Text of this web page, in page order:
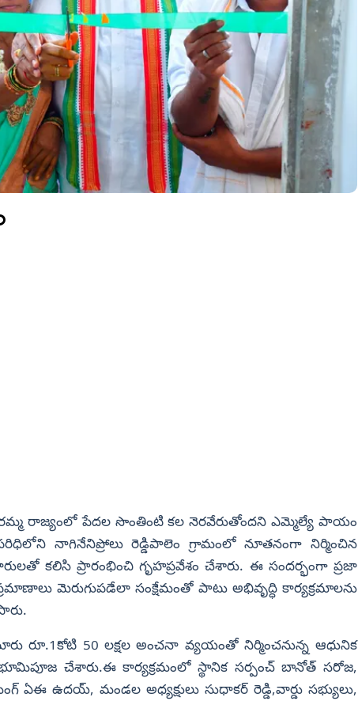
రాజ్యంలో పేదల సొంతింటి కల నెరవేరుతోందని ఎమ్మెల్యే పాయం
నాగినేనిప్రోలు రెడ్డిపాలెం గ్రామంలో నూతనంగా నిర్మించిన
కలిసి ప్రారంభించి గృహప్రవేశం చేశారు. ఈ సందర్భంగా ప్రజా
మెరుగుపడేలా సంక్షేమంతో పాటు అభివృద్ధి కార్యక్రమాలను
రూ.1కోటి 50 లక్షల అంచనా వ్యయంతో నిర్మించనున్న ఆధునిక
చేశారు.ఈ కార్యక్రమంలో స్థానిక సర్పంచ్ బానోత్ సరోజ,
ఉదయ్, మండల అధ్యక్షులు సుధాకర్ రెడ్డి,వార్డు సభ్యులు,